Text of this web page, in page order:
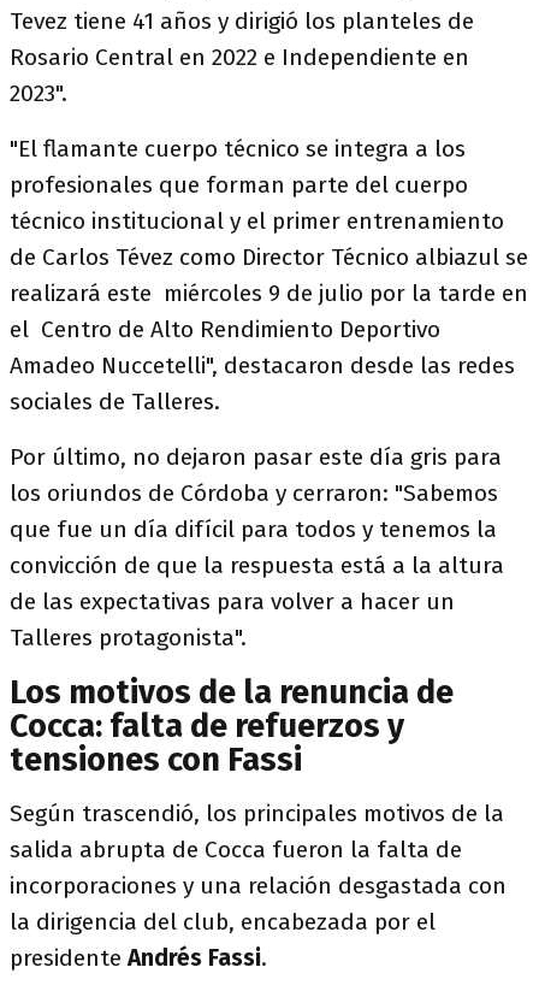
Tevez tiene 41 años y dirigió los planteles de
Rosario Central en 2022 e Independiente en
2023".
"El flamante cuerpo técnico se integra a los
profesionales que forman parte del cuerpo
técnico institucional y el primer entrenamiento
de Carlos Tévez como Director Técnico albiazul se
realizará este miércoles 9 de julio por la tarde en
el Centro de Alto Rendimiento Deportivo
Amadeo Nuccetelli", destacaron desde las redes
sociales de Talleres.
Por último, no dejaron pasar este día gris para
los oriundos de Córdoba y cerraron: "Sabemos
que fue un día difícil para todos y tenemos la
convicción de que la respuesta está a la altura
de las expectativas para volver a hacer un
Talleres protagonista".
Los motivos de la renuncia de
Cocca: falta de refuerzos y
tensiones con Fassi
Según trascendió, los principales motivos de la
salida abrupta de Cocca fueron la falta de
incorporaciones y una relación desgastada con
la dirigencia del club, encabezada por el
presidente Andrés Fassi.